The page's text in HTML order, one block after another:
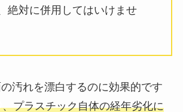
絶対に併用してはいけませ
汚れを漂白するのに効果的です
プラスチック自体の経年劣化に